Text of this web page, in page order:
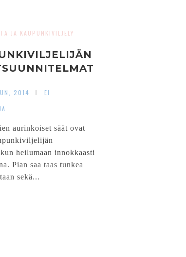
JA KAUPUNKIVILJELY
2014
EI
aurinkoiset säät ovat
heilumaan innokkaasti
Pian saa taas tunkea
sekä...